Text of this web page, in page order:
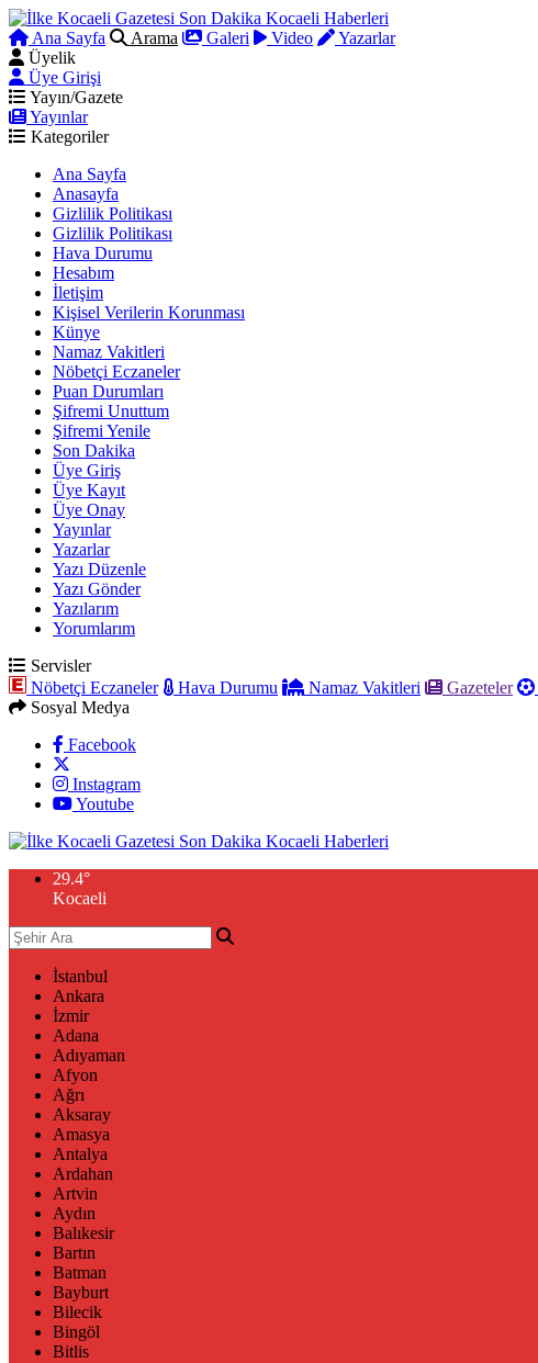
Ana Sayfa Arama Galeri Video
Yazarlar
Üyelik
Üye Girişi
Yayın/Gazete
Yayınlar
Kategoriler
Ana Sayfa
Anasayfa
Gizlilik Politikası
Gizlilik Politikası
Hava Durumu
Hesabım
İletişim
Kişisel Verilerin Korunması
Künye
Namaz Vakitleri
Nöbetçi Eczaneler
Puan Durumları
Şifremi Unuttum
Şifremi Yenile
Son Dakika
Üye Giriş
Üye Kayıt
Üye Onay
Yayınlar
Yazarlar
Yazı Düzenle
Yazı Gönder
Yazılarım
Yorumlarım
Servisler
Nöbetçi Eczaneler
Hava Durumu Namaz Vakitleri Gazeteler
Sosyal Medya
Facebook
Instagram
Youtube
29.4°
Kocaeli
İstanbul
Ankara
İzmir
Adana
Adıyaman
Afyon
Ağrı
Aksaray
Amasya
Antalya
Ardahan
Artvin
Aydın
Balıkesir
Bartın
Batman
Bayburt
Bilecik
Bingöl
Bitlis